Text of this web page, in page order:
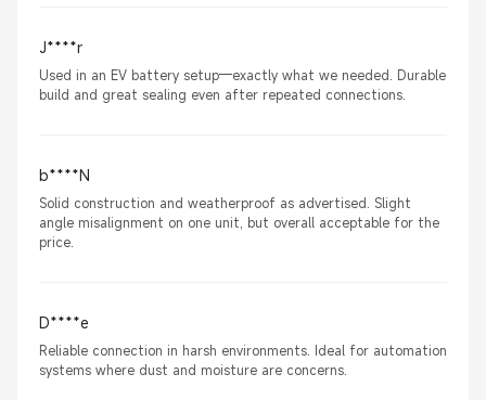
J****r
Used in an EV battery setup—exactly what we needed. Durable
build and great sealing even after repeated connections.
b****N
Solid construction and weatherproof as advertised. Slight
angle misalignment on one unit, but overall acceptable for the
price.
D****e
Reliable connection in harsh environments. Ideal for automation
systems where dust and moisture are concerns.